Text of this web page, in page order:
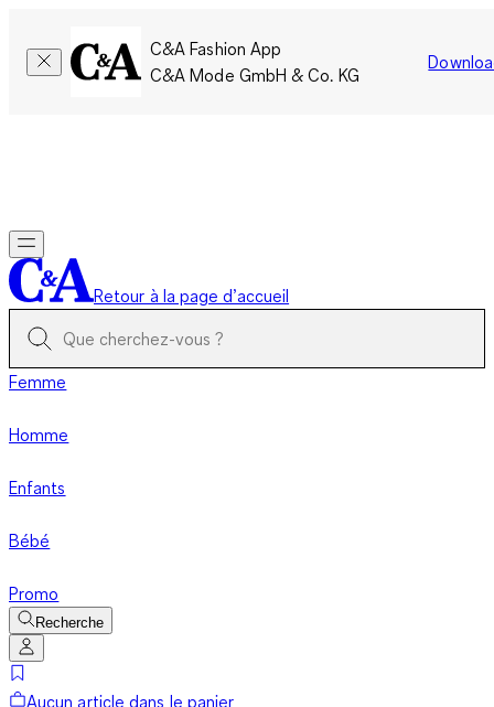
C&A Fashion App
C&A Mode GmbH & Co. KG
Retour à la page d’accueil
Femme
Homme
Enfants
Bébé
Promo
Recherche
Aucun article dans le panier